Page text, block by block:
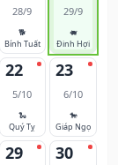
28/9
🐕
Bính Tuất
29/9
🐖
Đinh Hợi
22
5/10
🐍
Quý Tỵ
23
6/10
🐎
Giáp Ngọ
29 30